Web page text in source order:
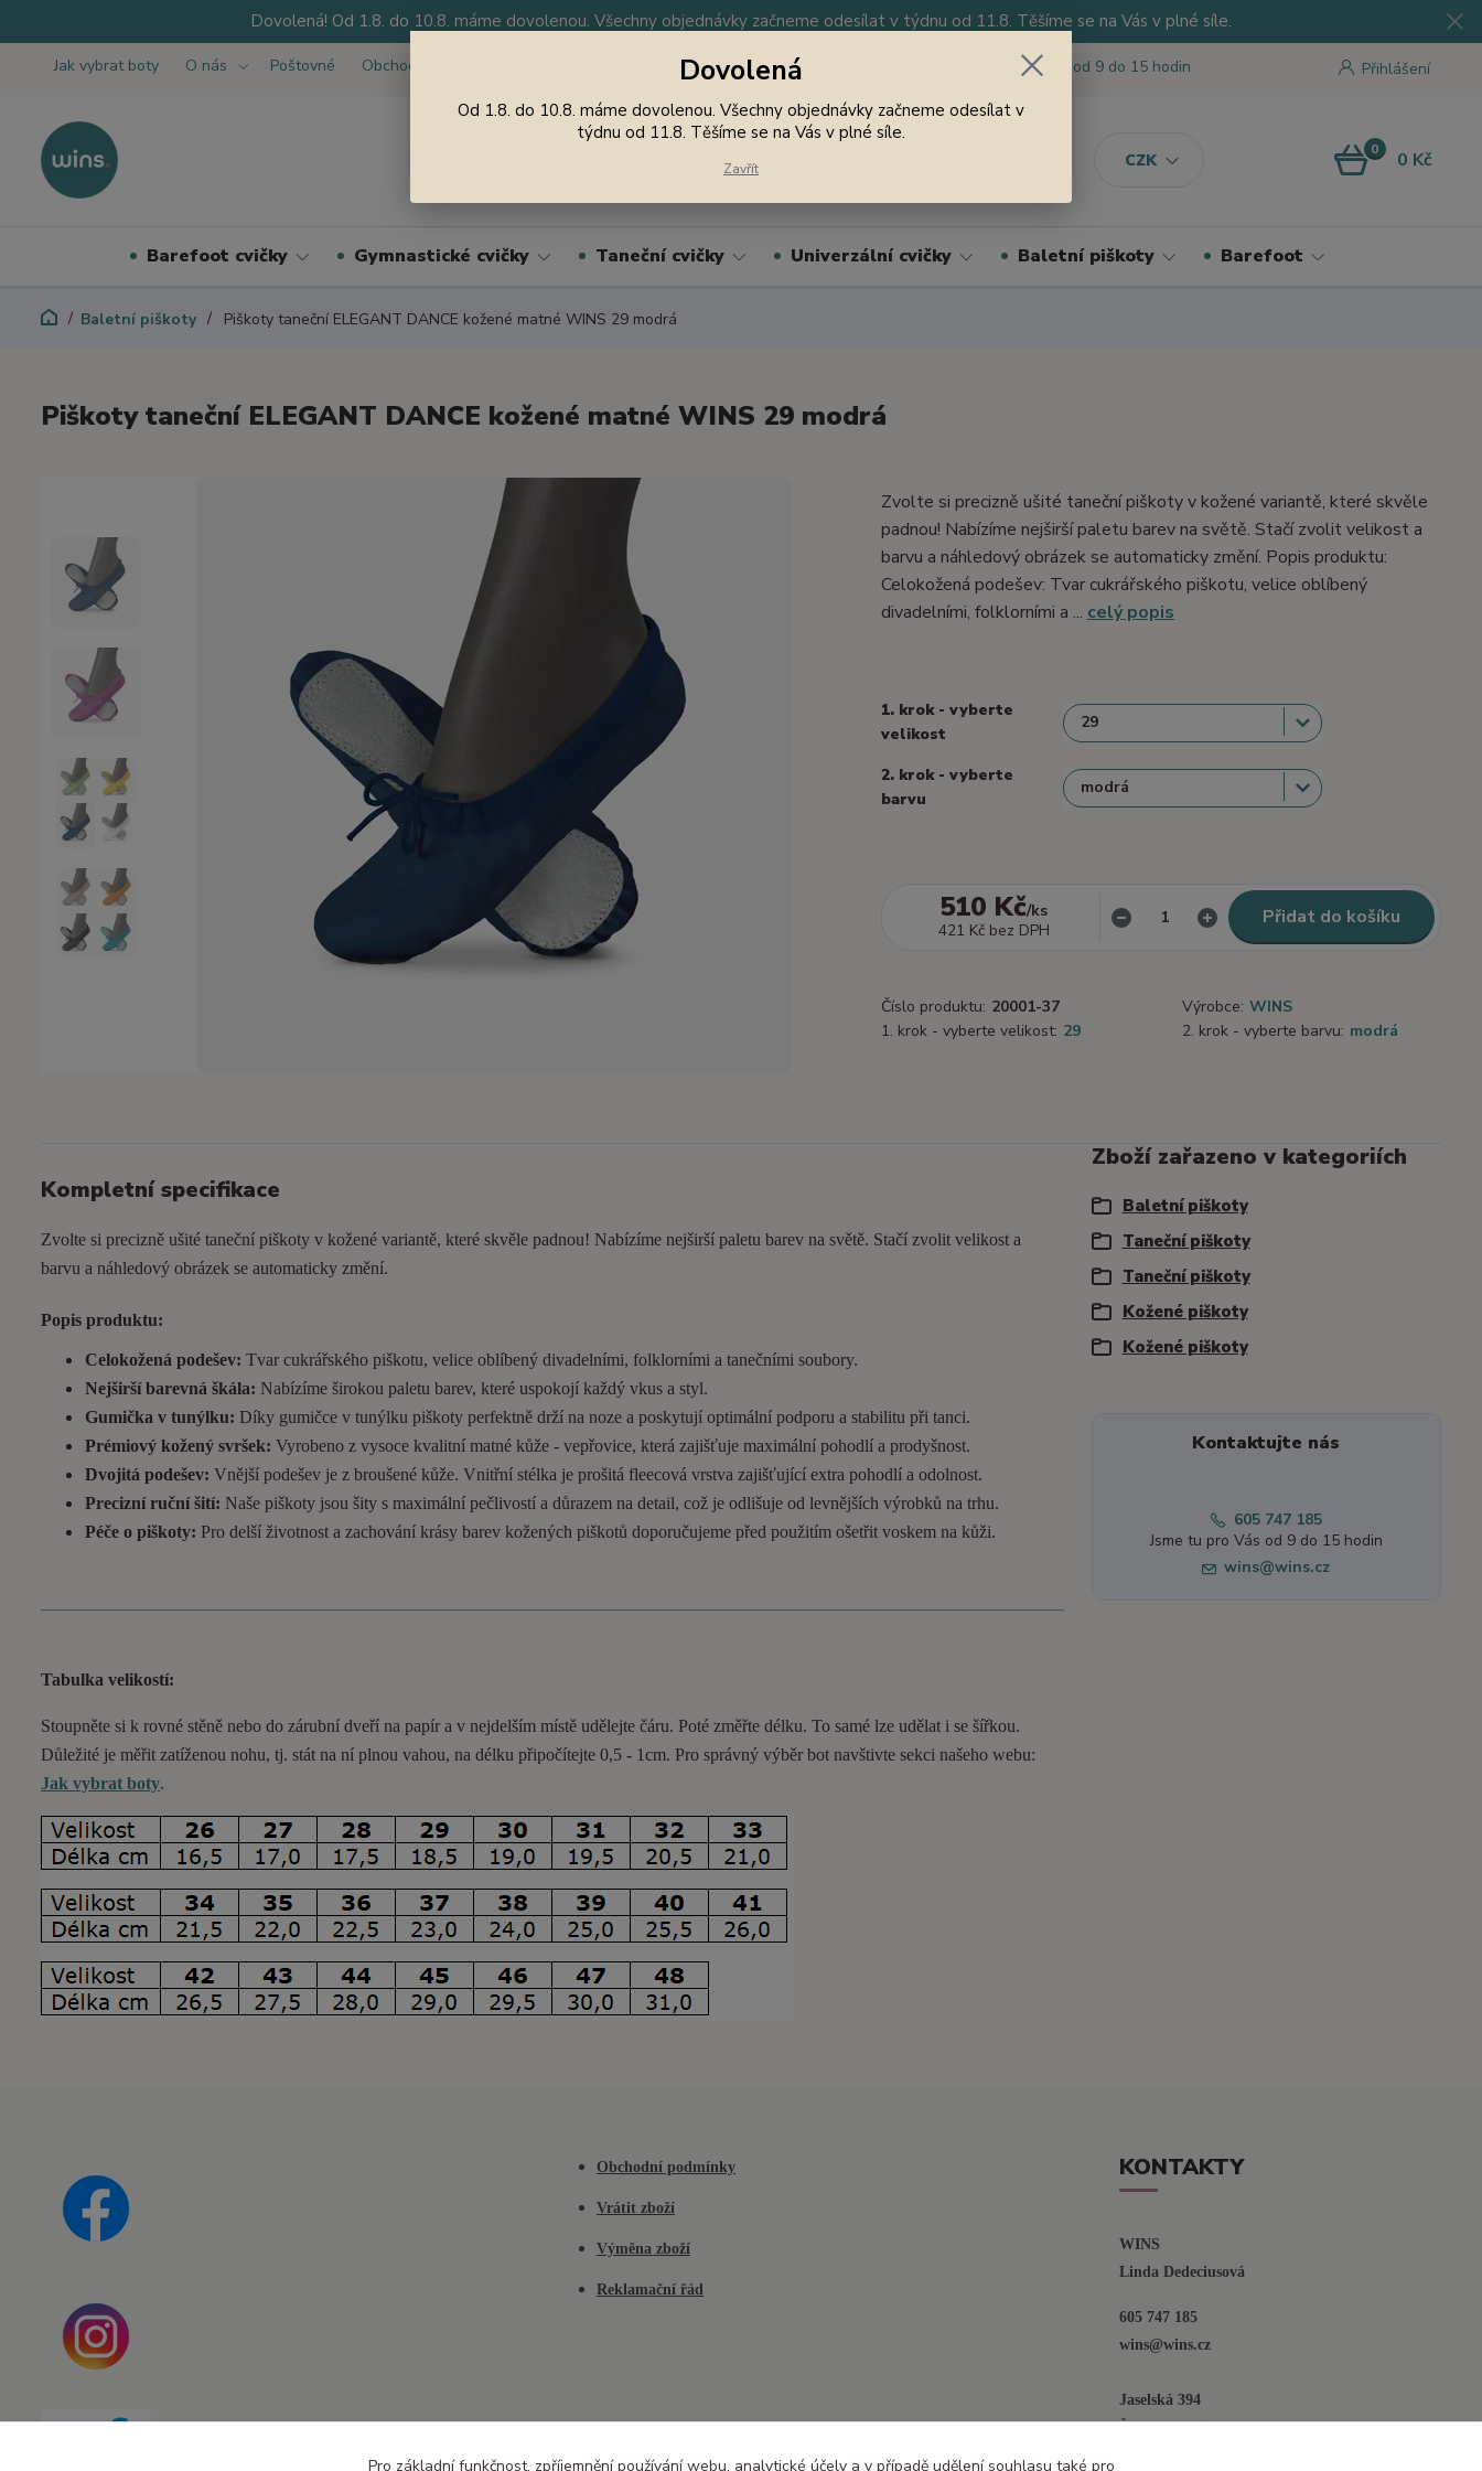
Dovolená! Od 1.8. do 10.8. máme dovolenou. Všechny objednávky začneme odesílat v týdnu od 11.8. Těšíme se na Vás v plné síle.
Jak vybrat boty O nás Poštovné Obchodní podmínky
CZK
Přihlášení
Nevíte si rady? Zavolejte. Jsme tu pro Vás od 9 do 15 hodin
0 0 Kč
Barefoot cvičky Gymnastické cvičky Taneční cvičky Univerzální cvičky Baletní piškoty Barefoot
Baletní piškoty Piškoty taneční ELEGANT DANCE kožené matné WINS 29 modrá
Piškoty taneční ELEGANT DANCE kožené matné WINS 29 modrá
Zvolte si precizně ušité taneční piškoty v kožené variantě, které skvěle
padnou! Nabízíme nejširší paletu barev na světě. Stačí zvolit velikost a
barvu a náhledový obrázek se automaticky změní. Popis produktu:
Celokožená podešev: Tvar cukrářského piškotu, velice oblíbený
divadelními, folklorními a ... celý popis
1. krok - vyberte
velikost
2. krok - vyberte
barvu
510 Kč/ks
421 Kč bez DPH
Přidat do košíku
Číslo produktu: 20001-37 Výrobce: WINS
1. krok - vyberte velikost: 29 2. krok - vyberte barvu: modrá
Kompletní specifikace
Zvolte si precizně ušité taneční piškoty v kožené variantě, které skvěle padnou! Nabízíme nejširší paletu barev na světě. Stačí zvolit velikost a
barvu a náhledový obrázek se automaticky změní.
Popis produktu:
Celokožená podešev: Tvar cukrářského piškotu, velice oblíbený divadelními, folklorními a tanečními soubory.
Nejširší barevná škála: Nabízíme širokou paletu barev, které uspokojí každý vkus a styl.
Gumička v tunýlku: Díky gumičce v tunýlku piškoty perfektně drží na noze a poskytují optimální podporu a stabilitu při tanci.
Prémiový kožený svršek: Vyrobeno z vysoce kvalitní matné kůže - vepřovice, která zajišťuje maximální pohodlí a prodyšnost.
Dvojitá podešev: Vnější podešev je z broušené kůže. Vnitřní stélka je prošitá fleecová vrstva zajišťující extra pohodlí a odolnost.
Precizní ruční šití: Naše piškoty jsou šity s maximální pečlivostí a důrazem na detail, což je odlišuje od levnějších výrobků na trhu.
Péče o piškoty: Pro delší životnost a zachování krásy barev kožených piškotů doporučujeme před použitím ošetřit voskem na kůži.
Tabulka velikostí:
Stoupněte si k rovné stěně nebo do zárubní dveří na papír a v nejdelším místě udělejte čáru. Poté změřte délku. To samé lze udělat i se šířkou.
Důležité je měřit zatíženou nohu, tj. stát na ní plnou vahou, na délku připočítejte 0,5 - 1cm. Pro správný výběr bot navštivte sekci našeho webu:
Jak vybrat boty.
Zboží zařazeno v kategoriích
Baletní piškoty
Taneční piškoty
Taneční piškoty
Kožené piškoty
Kožené piškoty
Kontaktujte nás
605 747 185
Jsme tu pro Vás od 9 do 15 hodin
wins@wins.cz
Obchodní podmínky
Vrátit zboží
Výměna zboží
Reklamační řád
KONTAKTY
WINS
Linda Dedeciusová
605 747 185
wins@wins.cz
Jaselská 394
Šenov u N. Jičína
Dovolená
Od 1.8. do 10.8. máme dovolenou. Všechny objednávky začneme odesílat v
týdnu od 11.8. Těšíme se na Vás v plné síle.
Zavřít
Pro základní funkčnost, zpříjemnění používání webu, analytické účely a v případě udělení souhlasu také pro